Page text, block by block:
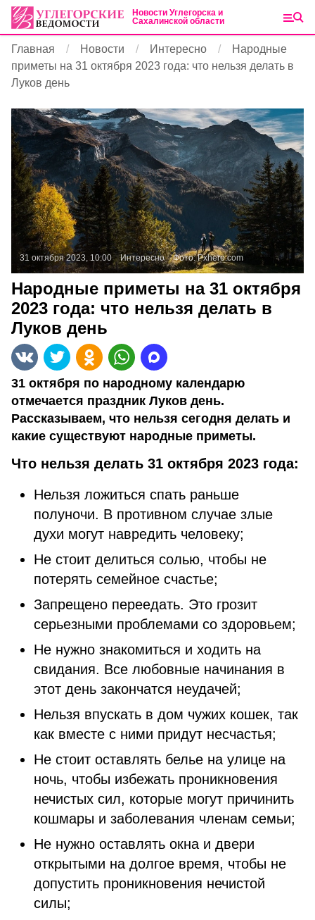
Новости Углегорска и
Сахалинской области
Главная Новости Интересно
Народные
приметы на 31 октября 2023 года: что нельзя делать в
Луков день
31 октября 2023, 10:00 Интересно Фото:Pxhere.com
Народные приметы на 31 октября
2023 года: что нельзя делать в
Луков день
31 октября по народному календарю
отмечается праздник Луков день.
Рассказываем, что нельзя сегодня делать и
какие существуют народные приметы.
Что нельзя делать 31 октября 2023 года:
Нельзя ложиться спать раньше
полуночи. В противном случае злые
духи могут навредить человеку;
Не стоит делиться солью, чтобы не
потерять семейное счастье;
Запрещено переедать. Это грозит
серьезными проблемами со здоровьем;
Не нужно знакомиться и ходить на
свидания. Все любовные начинания в
этот день закончатся неудачей;
Нельзя впускать в дом чужих кошек, так
как вместе с ними придут несчастья;
Не стоит оставлять белье на улице на
ночь, чтобы избежать проникновения
нечистых сил, которые могут причинить
кошмары и заболевания членам семьи;
Не нужно оставлять окна и двери
открытыми на долгое время, чтобы не
допустить проникновения нечистой
силы;